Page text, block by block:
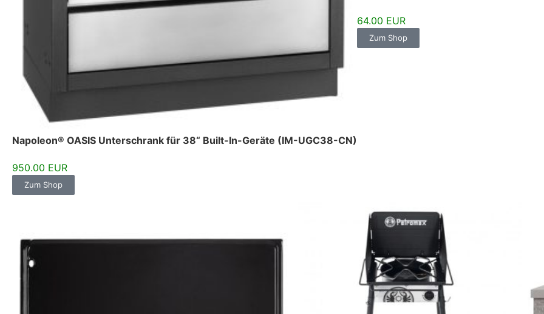
Napoleon® OASIS Unterschrank für 38“ Built-In-Geräte (IM-UGC38-CN)
950.00 EUR
Zum Shop
64.00 EUR
Zum Shop